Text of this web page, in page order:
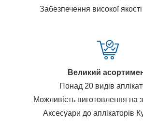
Забезпечення високої якості
Великий
Понад 20 видів
Можливість виготовлення на
Аксесуари до аплікаторів